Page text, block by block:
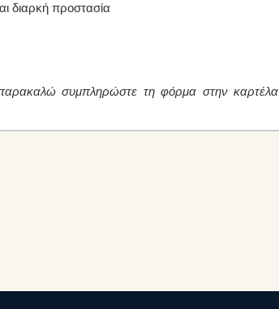
διαρκή προστασία
συμπληρώστε τη φόρμα στην καρτέλα